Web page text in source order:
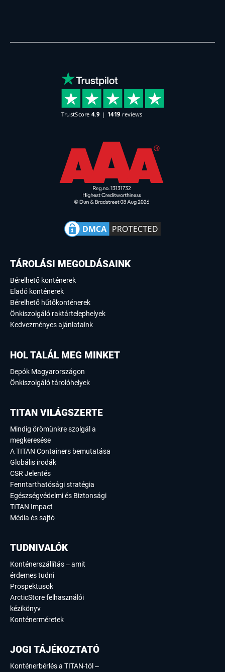
TÁROLÁSI MEGOLDÁSAINK
Bérelhető konténerek
Eladó konténerek
Bérelhető hűtőkonténerek
Önkiszolgáló raktártelephelyek
Kedvezményes ajánlataink
HOL TALÁL MEG MINKET
Depók Magyarországon
Önkiszolgáló tárolóhelyek
TITAN VILÁGSZERTE
Mindig örömünkre szolgál a
megkeresése
A TITAN Containers bemutatása
Globális irodák
CSR Jelentés
Fenntarthatósági stratégia
Egészségvédelmi és Biztonsági
TITAN Impact
Média és sajtó
TUDNIVALÓK
Konténerszállítás – amit
érdemes tudni
Prospektusok
ArcticStore felhasználói
kézikönyv
Konténerméretek
JOGI TÁJÉKOZTATÓ
Konténerbérlés a TITAN-tól –